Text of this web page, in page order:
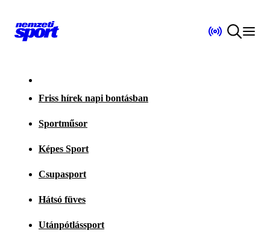
Friss hírek napi bontásban
Sportműsor
Képes Sport
Csupasport
Hátsó füves
Utánpótlássport